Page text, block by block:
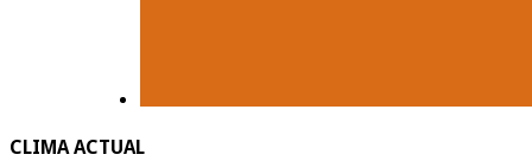
CLIMA ACTUAL